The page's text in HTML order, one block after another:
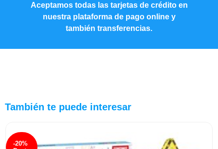
Aceptamos todas las tarjetas de crédito en
nuestra plataforma de pago online y
también transferencias.
También te puede interesar
-20%